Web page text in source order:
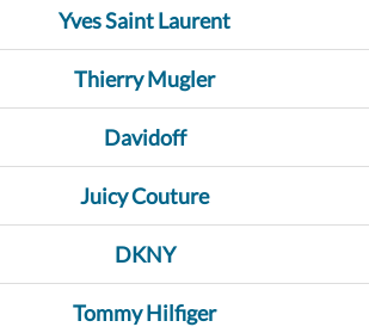
Yves Saint Laurent
Thierry Mugler
Davidoff
Juicy Couture
DKNY
Tommy Hilfiger